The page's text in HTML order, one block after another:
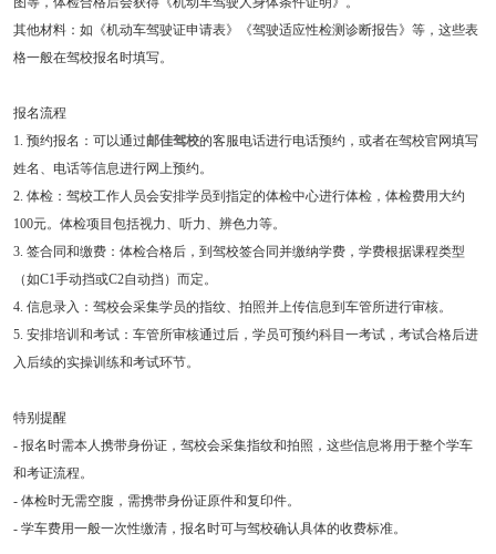
其他材料：如《机动车驾驶证申请表》《驾驶适应性检测诊断报告》等，这些表
格一般在驾校报名时填写。
报名流程
1. 预约报名：可以通过邮佳驾校的客服电话进行电话预约，或者在驾校官网填写
姓名、电话等信息进行网上预约。
2. 体检：驾校工作人员会安排学员到指定的体检中心进行体检，体检费用大约
100元。体检项目包括视力、听力、辨色力等。
3. 签合同和缴费：体检合格后，到驾校签合同并缴纳学费，学费根据课程类型
（如C1手动挡或C2自动挡）而定。
4. 信息录入：驾校会采集学员的指纹、拍照并上传信息到车管所进行审核。
5. 安排培训和考试：车管所审核通过后，学员可预约科目一考试，考试合格后进
入后续的实操训练和考试环节。
特别提醒
- 报名时需本人携带身份证，驾校会采集指纹和拍照，这些信息将用于整个学车
和考证流程。
- 体检时无需空腹，需携带身份证原件和复印件。
- 学车费用一般一次性缴清，报名时可与驾校确认具体的收费标准。